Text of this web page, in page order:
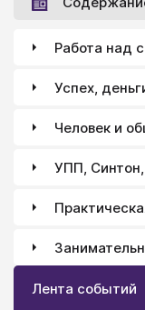
Работа над
Успех,
Человек и
УПП,
Лента событий